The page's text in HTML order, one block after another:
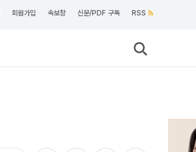
회원가입 속보창 신문/PDF 구독 RSS